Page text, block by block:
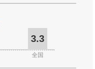
3.3
全国